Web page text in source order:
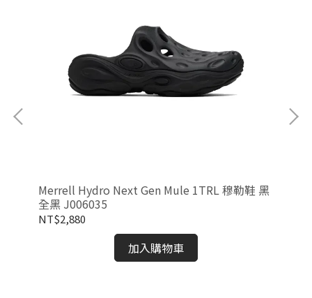
Merrell Hydro Next Gen Mule 1TRL 穆勒鞋 黑
全黑 J006035
NT$2,880
加入購物車